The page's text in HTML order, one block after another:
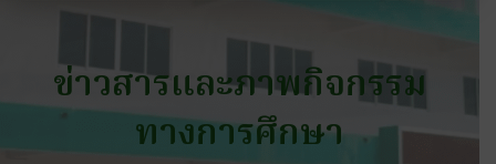
ข่าวสารและภาพกิจกรรม
ทางการศึกษา